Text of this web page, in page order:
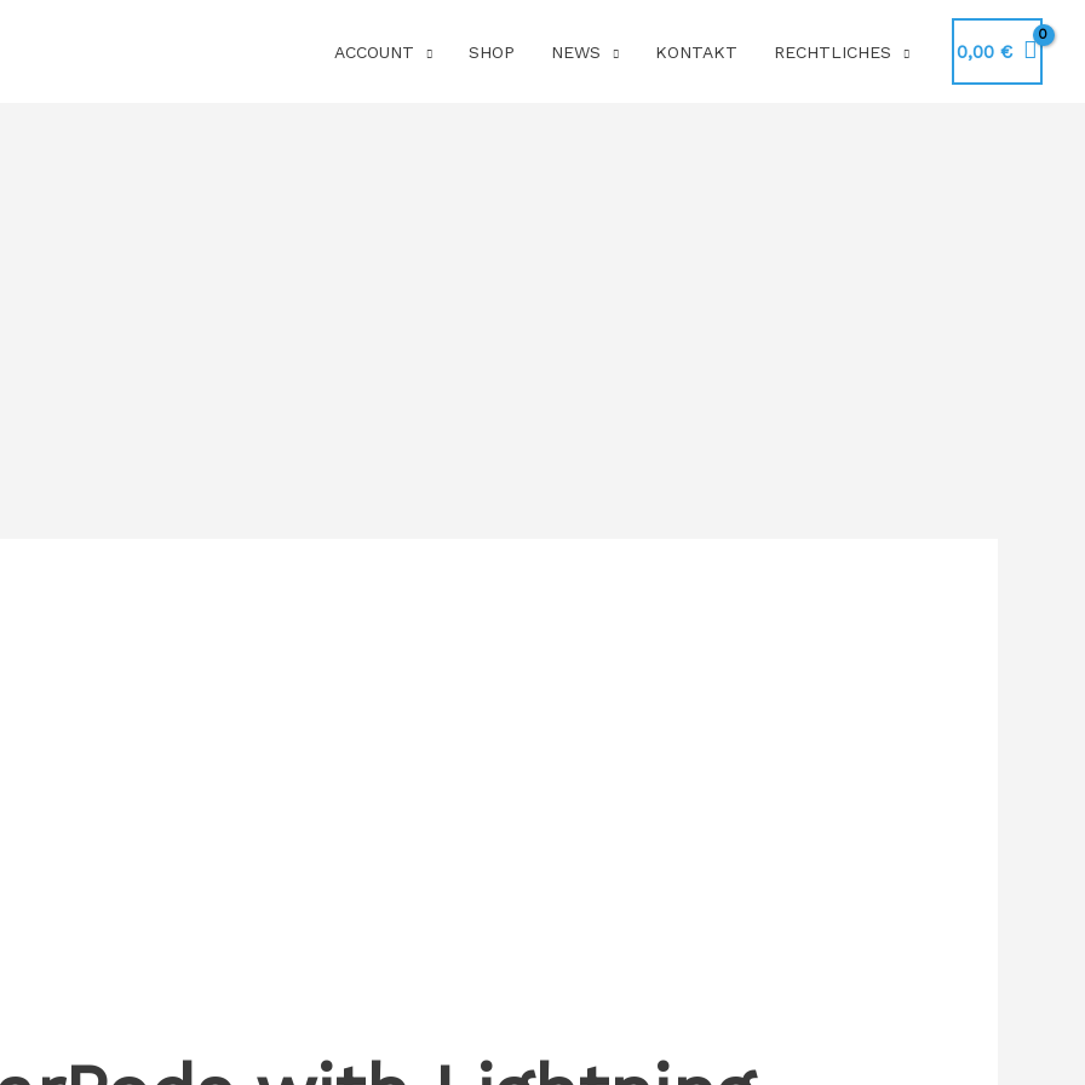
ACCOUNT SHOP NEWS KONTAKT RECHTLICHES 0,00 €